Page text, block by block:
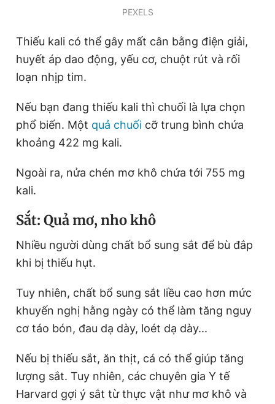
PEXELS
Thiếu kali có thể gây mất cân bằng điện giải,
huyết áp dao động, yếu cơ, chuột rút và rối
loạn nhịp tim.
Nếu bạn đang thiếu kali thì chuối là lựa chọn
phổ biến. Một quả chuối cỡ trung bình chứa
khoảng 422 mg kali.
Ngoài ra, nửa chén mơ khô chứa tới 755 mg
kali.
Sắt: Quả mơ, nho khô
Nhiều người dùng chất bổ sung sắt để bù đắp
khi bị thiếu hụt.
Tuy nhiên, chất bổ sung sắt liều cao hơn mức
khuyến nghị hằng ngày có thể làm tăng nguy
cơ táo bón, đau dạ dày, loét dạ dày...
Nếu bị thiếu sắt, ăn thịt, cá có thể giúp tăng
lượng sắt. Tuy nhiên, các chuyên gia Y tế
Harvard gợi ý sắt từ thực vật như mơ khô và